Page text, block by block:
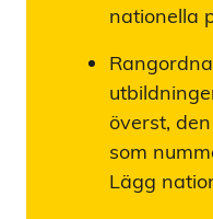
nationella
överst,
som
Lägg